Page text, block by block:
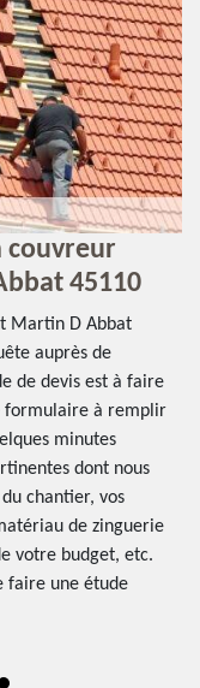
couvreur
45110
Martin D Abbat
auprès de
de devis est à faire
formulaire à remplir
minutes
dont nous
chantier, vos
de zinguerie
votre budget, etc.
faire une étude